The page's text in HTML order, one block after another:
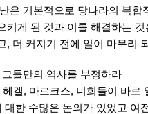
은 기본적으로 당나라의 복
키게 된 것과 이를 해결하는
, 더 커지기 전에 일이 마무리
그들만의 역사를 부정하라
헤겔, 마르크스, 너희들이 바
대한 수많은 논의가 있었고 여